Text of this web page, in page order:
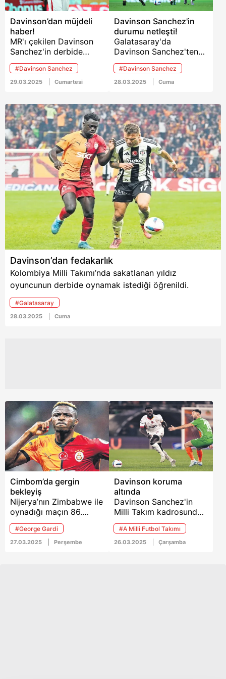
Davinson’dan müjdeli
haber!
MR'ı çekilen Davinson
Sanchez'in derbide
oynayacağı öğrenildi.
#Davinson Sanchez
29.03.2025 Cumartesi
Davinson Sanchez'in
durumu netleşti!
Galatasaray'da
Davinson Sanchez'ten
sevindiren haber geldi.
Kolombiya Milli
Takımı'nın Brezilya ile
Alisson Becker ile
çarpışarak oyundan
çıkmak zorunda kalan
ve Paraguay maçında
forma giyemeyen
tecrübeli stoperin sağlık
durumu netlik kazandı.
Yıldız savunmacı
derbide görev
yapabilecek.
#Davinson Sanchez
28.03.2025 Cuma
Davinson’dan fedakarlık
Kolombiya Milli Takımı’nda sakatlanan yıldız
oyuncunun derbide oynamak istediği öğrenildi.
#Galatasaray
28.03.2025 Cuma
Cimbom’da gergin
bekleyiş
Nijerya’nın Zimbabwe ile
oynadığı maçın 86.
dakikasında sakatlanan
Osimhen ve kafasına
aldığı darbe nedeniyle
#George Gardi
27.03.2025 Perşembe
Davinson koruma
altında
Davinson Sanchez'in
Milli Takım kadrosundan
çıkarıldığı açıkladı.
#A Milli Futbol Takımı
26.03.2025 Çarşamba